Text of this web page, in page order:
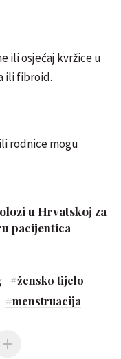
ili osjećaj kvržice u
ili fibroid.
rodnice mogu
u Hrvatskoj za
pacijentica
#žensko tijelo
#menstruacija